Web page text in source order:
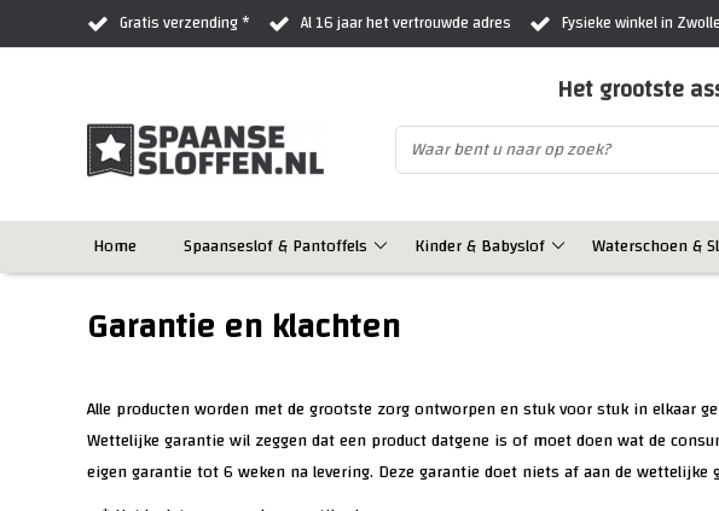
Gratis verzending * Al 16 jaar het vertrouwde adres Fysieke winkel in Zwolle
Home Spaanseslof & Pantoffels Kinder & Babyslof Waterschoen &
Het grootste
Garantie en klachten
Alle producten worden met de grootste zorg ontworpen en stuk voor stuk in elkaar
Wettelijke garantie wil zeggen dat een product datgene is of moet doen wat de
eigen garantie tot 6 weken na levering. Deze garantie doet niets af aan de wettelijke